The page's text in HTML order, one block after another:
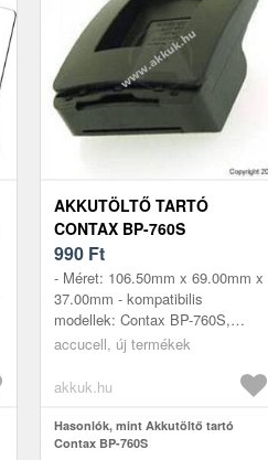
AKKUTÖLTŐ TARTÓ
CONTAX BP-760S
990 Ft
- Méret: 106.50mm x 69.00mm x
37.00mm - kompatibilis
modellek: Contax BP-760S,
BP760S, Kyocera BP-760,
CONTAX i4RBK, KYOCE...
accucell, új termékek
akkuk.hu
Hasonlók, mint Akkutöltő tartó
Contax BP-760S